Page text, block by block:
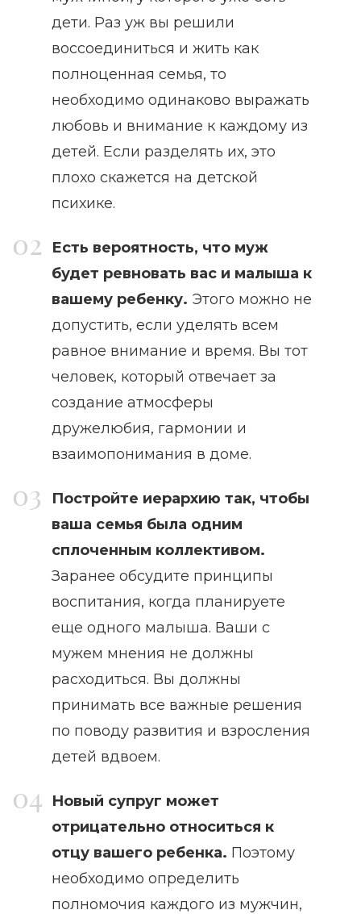
дети. Раз уж вы решили
воссоединиться и жить как
полноценная семья, то
необходимо одинаково выражать
любовь и внимание к каждому из
детей. Если разделять их, это
плохо скажется на детской
психике.
Есть вероятность, что муж
будет ревновать вас и малыша к
вашему ребенку. Этого можно не
допустить, если уделять всем
равное внимание и время. Вы тот
человек, который отвечает за
создание атмосферы
дружелюбия, гармонии и
взаимопонимания в доме.
Постройте иерархию так, чтобы
ваша семья была одним
сплоченным коллективом.
Заранее обсудите принципы
воспитания, когда планируете
еще одного малыша. Ваши с
мужем мнения не должны
расходиться. Вы должны
принимать все важные решения
по поводу развития и взросления
детей вдвоем.
Новый супруг может
отрицательно относиться к
отцу вашего ребенка. Поэтому
необходимо определить
полномочия каждого из мужчин,